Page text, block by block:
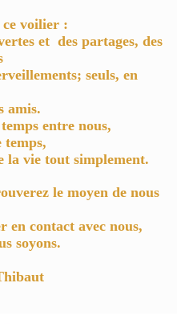
voilier :
et des partages, des
seuls, en
amis.
entre nous,
temps,
la vie tout simplement.
le moyen de nous
en contact avec nous,
soyons.